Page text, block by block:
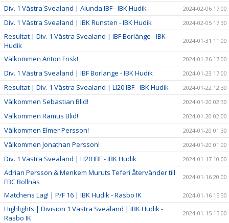
Div. 1 Västra Svealand | Alunda IBF - IBK Hudik 2024-02-06 17:00
Div. 1 Västra Svealand | IBK Runsten - IBK Hudik 2024-02-05 17:30
Resultat | Div. 1 Västra Svealand | IBF Borlänge - IBK
Hudik
2024-01-31 11:00
Välkommen Anton Frisk! 2024-01-26 17:00
Div. 1 Västra Svealand | IBF Borlänge - IBK Hudik 2024-01-23 17:00
Resultat | Div. 1 Västra Svealand | LI20 IBF - IBK Hudik 2024-01-22 12:30
Välkommen Sebastian Blid! 2024-01-20 02:30
Välkommen Ramus Blid! 2024-01-20 02:00
Välkommen Elmer Persson! 2024-01-20 01:30
Välkommen Jonathan Persson! 2024-01-20 01:00
Div. 1 Västra Svealand | LI20 IBF - IBK Hudik 2024-01-17 10:00
Adrian Persson & Menkem Muruts Teferi återvänder till
FBC Bollnäs
2024-01-16 20:00
Matchens Lag! | P/F 16 | IBK Hudik - Rasbo IK 2024-01-16 15:30
Highlights | Division 1 Västra Svealand | IBK Hudik -
Rasbo IK
2024-01-15 15:00